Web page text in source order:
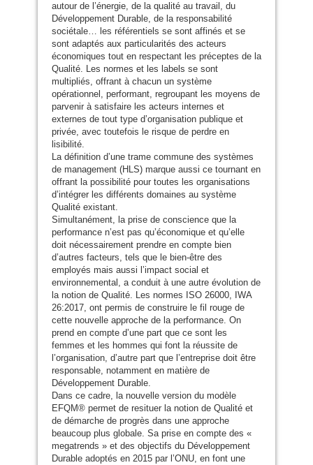
autour de l’énergie, de la qualité au travail, du
Développement Durable, de la responsabilité
sociétale… les référentiels se sont affinés et se
sont adaptés aux particularités des acteurs
économiques tout en respectant les préceptes de la
Qualité. Les normes et les labels se sont
multipliés, offrant à chacun un système
opérationnel, performant, regroupant les moyens de
parvenir à satisfaire les acteurs internes et
externes de tout type d’organisation publique et
privée, avec toutefois le risque de perdre en
lisibilité.
La définition d’une trame commune des systèmes
de management (HLS) marque aussi ce tournant en
offrant la possibilité pour toutes les organisations
d’intégrer les différents domaines au système
Qualité existant.
Simultanément, la prise de conscience que la
performance n’est pas qu’économique et qu’elle
doit nécessairement prendre en compte bien
d’autres facteurs, tels que le bien-être des
employés mais aussi l’impact social et
environnemental, a conduit à une autre évolution de
la notion de Qualité. Les normes ISO 26000, IWA
26:2017, ont permis de construire le fil rouge de
cette nouvelle approche de la performance. On
prend en compte d’une part que ce sont les
femmes et les hommes qui font la réussite de
l’organisation, d’autre part que l’entreprise doit être
responsable, notamment en matière de
Développement Durable.
Dans ce cadre, la nouvelle version du modèle
EFQM® permet de resituer la notion de Qualité et
de démarche de progrès dans une approche
beaucoup plus globale. Sa prise en compte des «
megatrends » et des objectifs du Développement
Durable adoptés en 2015 par l’ONU, en font une